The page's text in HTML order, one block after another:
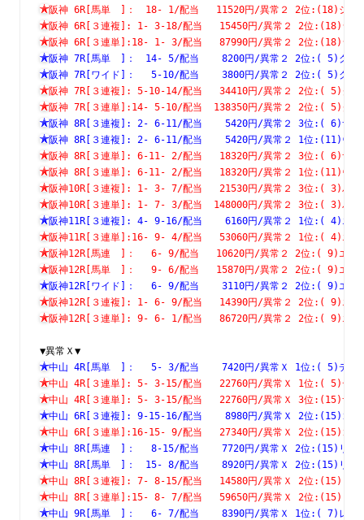
阪神 6R[馬単　]：　18- 1/配当   11520円/異常２
阪神 6R[３連複]: 1- 3-18/配当   15450円/異常２
阪神 6R[３連単]:18- 1- 3/配当   87990円/異常２
阪神 7R[馬単　]：　14- 5/配当    8200円/異常２ 2
阪神 7R[ワイド]：　 5-10/配当    3800円/異常２ 2
阪神 7R[３連複]: 5-10-14/配当   34410円/異常２
阪神 7R[３連単]:14- 5-10/配当  138350円/異常２
阪神 8R[３連複]: 2- 6-11/配当    5420円/異常２ 3
阪神 8R[３連複]: 2- 6-11/配当    5420円/異常２
阪神 8R[３連単]: 6-11- 2/配当   18320円/異常２
阪神 8R[３連単]: 6-11- 2/配当   18320円/異常２
阪神10R[３連複]: 1- 3- 7/配当   21530円/異常２ 3位:( 3)パト
阪神10R[３連単]: 1- 7- 3/配当  148000円/異常２ 3位:( 3)パ
阪神11R[３連複]: 4- 9-16/配当    6160円/異常２ 1位:( 4)エア
阪神11R[３連単]:16- 9- 4/配当   53060円/異常２ 1位:( 4)エア
阪神12R[馬連　]：　 6- 9/配当   10620円/異常２ 2位:( 9)エル
阪神12R[馬単　]：　 9- 6/配当   15870円/異常２ 2位:( 9)エル
阪神12R[ワイド]：　 6- 9/配当    3110円/異常２ 2位:( 9)エル
阪神12R[３連複]: 1- 6- 9/配当   14390円/異常２ 2位:( 9)エル
阪神12R[３連単]: 9- 6- 1/配当   86720円/異常２ 2位:( 9)エル
▼異常Ｘ▼
中山 4R[馬単　]：　 5- 3/配当    7420円/異常Ｘ 1
中山 4R[３連単]: 5- 3-15/配当   22760円/異常Ｘ 1
中山 4R[３連単]: 5- 3-15/配当   22760円/異常
中山 6R[３連複]: 9-15-16/配当    8980円/異常Ｘ 2
中山 6R[３連単]:16-15- 9/配当   27340円/異常Ｘ 2
中山 8R[馬連　]：　 8-15/配当    7720円/異常Ｘ 2位:(15)リン
中山 8R[馬単　]：　15- 8/配当    8920円/異常Ｘ 2位:(15)リン
中山 8R[３連複]: 7- 8-15/配当   14580円/異常Ｘ 2位:(15)リ
中山 8R[３連単]:15- 8- 7/配当   59650円/異常Ｘ 2位:(15)リ
中山 9R[馬単　]：　 6- 7/配当    8390円/異常Ｘ 1位:( 7)レッド